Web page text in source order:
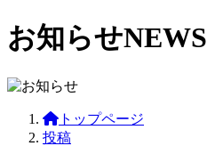
お知らせNEWS
トップページ
投稿